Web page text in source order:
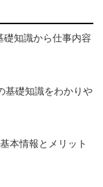
知識から仕事内容
基礎知識をわかりや
本情報とメリット